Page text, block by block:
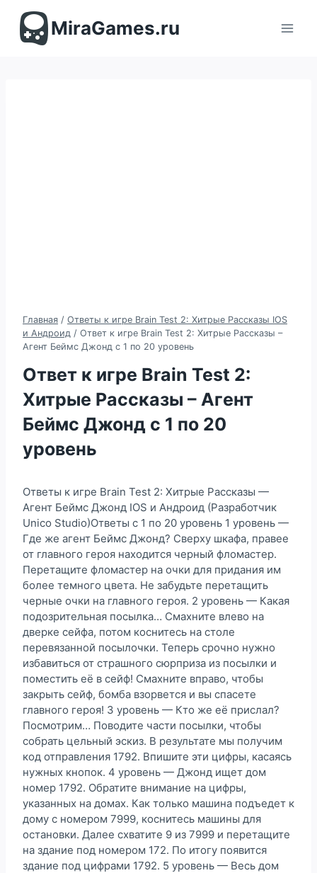
содержимомуMiraGames.ru
Главная / Ответы к игре Brain Test 2: Хитрые Рассказы IOS
и Андроид / Ответ к игре Brain Test 2: Хитрые Рассказы –
Агент Беймс Джонд c 1 по 20 уровень
Ответ к игре Brain Test 2:
Хитрые Рассказы – Агент
Беймс Джонд c 1 по 20
уровень
Ответы к игре Brain Test 2: Хитрые Рассказы —
Агент Беймс Джонд IOS и Андроид (Разработчик
Unico Studio)Ответы с 1 по 20 уровень 1 уровень —
Где же агент Беймс Джонд? Сверху шкафа, правее
от главного героя находится черный фломастер.
Перетащите фломастер на очки для придания им
более темного цвета. Не забудьте перетащить
черные очки на главного героя. 2 уровень — Какая
подозрительная посылка… Смахните влево на
дверке сейфа, потом коснитесь на столе
перевязанной посылочки. Теперь срочно нужно
избавиться от страшного сюрприза из посылки и
поместить её в сейф! Смахните вправо, чтобы
закрыть сейф, бомба взорвется и вы спасете
главного героя! 3 уровень — Кто же её прислал?
Посмотрим… Поводите части посылки, чтобы
собрать цельный эскиз. В результате мы получим
код отправления 1792. Впишите эти цифры, касаясь
нужных кнопок. 4 уровень — Джонд ищет дом
номер 1792. Обратите внимание на цифры,
указанных на домах. Как только машина подъедет к
дому с номером 7999, коснитесь машины для
остановки. Далее схватите 9 из 7999 и перетащите
на здание под номером 172. По итогу появится
здание под цифрами 1792. 5 уровень — Весь дом